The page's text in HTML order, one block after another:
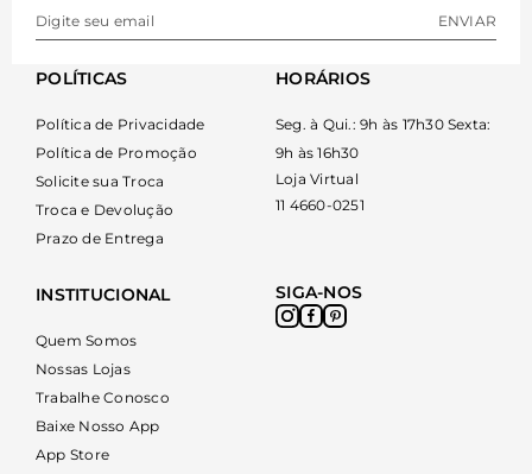
ENVIAR
INSTITUCIONAL
Quem Somos
Nossas Lojas
Trabalhe Conosco
Baixe Nosso App
App Store
POLÍTICAS
Política de Privacidade
Política de Promoção
Solicite sua Troca
Troca e Devolução
Prazo de Entrega
HORÁRIOS
Seg. à Qui.: 9h às 17h30 Sexta:
9h às 16h30
Loja Virtual
11 4660-0251
SIGA-NOS